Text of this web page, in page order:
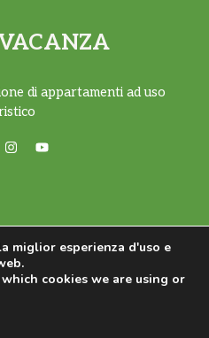
di appartamenti ad uso
Casalegno | Creato con
daJaume Garcia
miglior esperienza d'uso e
cookies we are using or